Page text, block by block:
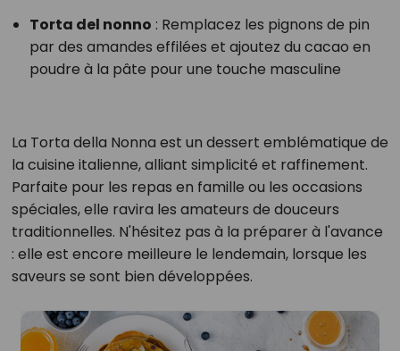
Torta del nonno : Remplacez les pignons de pin
par des amandes effilées et ajoutez du cacao en
poudre à la pâte pour une touche masculine
La Torta della Nonna est un dessert emblématique de
la cuisine italienne, alliant simplicité et raffinement.
Parfaite pour les repas en famille ou les occasions
spéciales, elle ravira les amateurs de douceurs
traditionnelles. N'hésitez pas à la préparer à l'avance
: elle est encore meilleure le lendemain, lorsque les
saveurs se sont bien développées.